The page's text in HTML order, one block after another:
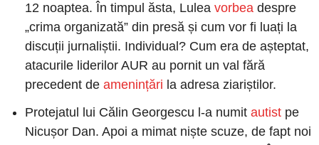
12 noaptea. În timpul ăsta, Lulea vorbea despre
„crima organizată” din presă și cum vor fi luați la
discuții jurnaliștii. Individual? Cum era de așteptat,
atacurile liderilor AUR au pornit un val fără
precedent de amenințări la adresa ziariștilor.
Protejatul lui Călin Georgescu l-a numit autist pe
Nicușor Dan. Apoi a mimat niște scuze, de fapt noi